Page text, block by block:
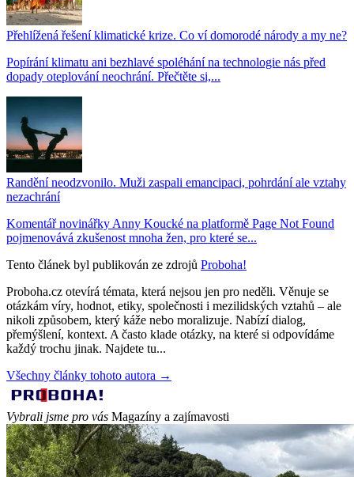
Přehlížená řešení klimatické krize. Co ví domorodé národy a my ne?
Popírání klimatu ani bezhlavé spoléhání na technologie nás před
dopady oteplování neochrání. Přečtěte si,...
Randění neodzvonilo. Muži zaspali emancipaci, pohrdání ale vztahy
nezachrání
Komentář novinářky Anny Koucké na platformě Page Not Found
pojmenovává zkušenost mnoha žen, pro které se...
Tento článek byl publikován ze zdrojů Proboha!
Proboha.cz otevírá témata, která nejsou jen pro neděli. Věnuje se
otázkám víry, hodnot, etiky, společnosti i mezilidských vztahů – ale
nikoli způsobem, který káže nebo moralizuje. Nabízí dialog,
přemýšlení, kontext. A často klade otázky, na které si odpovídáme
každý trochu jinak. Najdete tu...
Všechny články tohoto autora →
Vybrali jsme pro vás Magazíny a zajímavosti